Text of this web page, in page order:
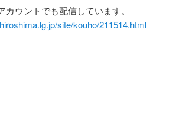
ウントでも配信しています。
site/kouho/211514.html